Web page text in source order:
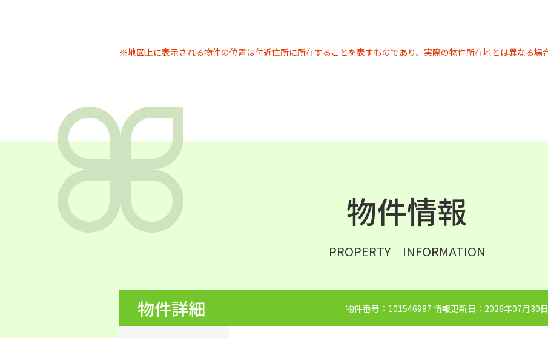
※地図上に表示される物件の位置は付近住所に所在することを表すものであり、実際の物件所在地とは異なる場
物件情報
PROPERTY INFORMATION
物件詳細 物件番号：101546987 情報更新日：2026年07月30